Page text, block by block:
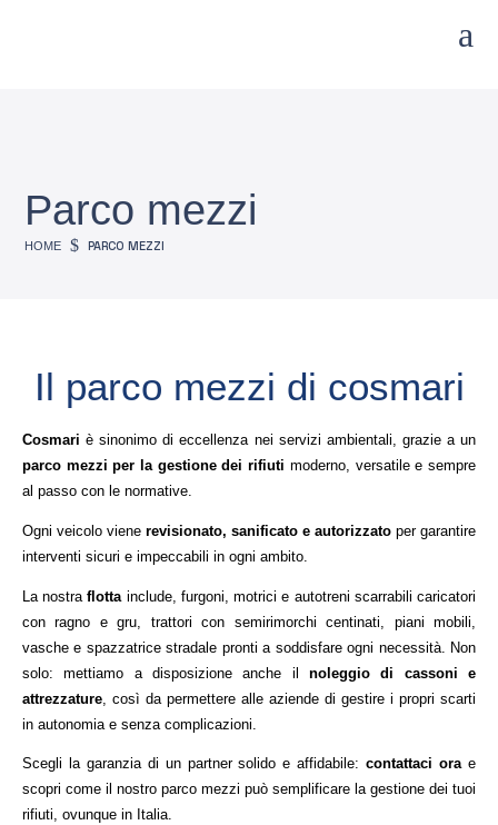
a
Parco mezzi
HOME $ PARCO MEZZI
il parco mezzi di cosmari
Cosmari è sinonimo di eccellenza nei servizi ambientali, grazie a un
parco mezzi per la gestione dei rifiuti moderno, versatile e sempre
al passo con le normative.
Ogni veicolo viene revisionato, sanificato e autorizzato per garantire
interventi sicuri e impeccabili in ogni ambito.
La nostraflotta include, furgoni, motrici e autotreni scarrabili caricatori
con ragno e gru, trattori con semirimorchi centinati, piani mobili,
vasche e spazzatrice stradale pronti a soddisfare ogni necessità. Non
solo: mettiamo a disposizione anche il noleggio di cassoni e
attrezzature , così da permettere alle aziende di gestire i propri scarti
in autonomia e senza complicazioni.
Scegli la garanzia di un partner solido e affidabile:contattaci orae
scopri come il nostro parco mezzi può semplificare la gestione dei tuoi
rifiuti, ovunque in Italia.